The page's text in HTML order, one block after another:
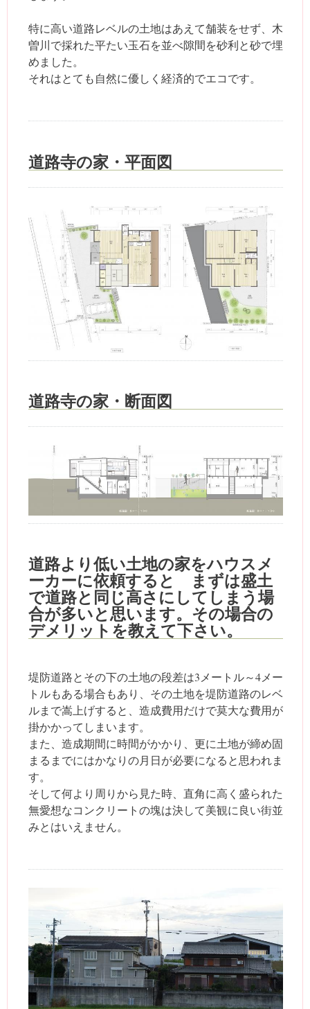
特に高い道路レベルの土地はあえて舗装をせず、木
曽川で採れた平たい玉石を並べ隙間を砂利と砂で埋
めました。
それはとても自然に優しく経済的でエコです。
道路寺の家・平面図
道路寺の家・断面図
道路より低い土地の家をハウスメ
ーカーに依頼すると まずは盛土
で道路と同じ高さにしてしまう場
合が多いと思います。その場合の
デメリットを教えて下さい。
堤防道路とその下の土地の段差は3メートル～4メー
トルもある場合もあり、その土地を堤防道路のレベ
ルまで嵩上げすると、造成費用だけで莫大な費用が
掛かかってしまいます。
また、造成期間に時間がかかり、更に土地が締め固
まるまでにはかなりの月日が必要になると思われま
す。
そして何より周りから見た時、直角に高く盛られた
無愛想なコンクリートの塊は決して美観に良い街並
みとはいえません。